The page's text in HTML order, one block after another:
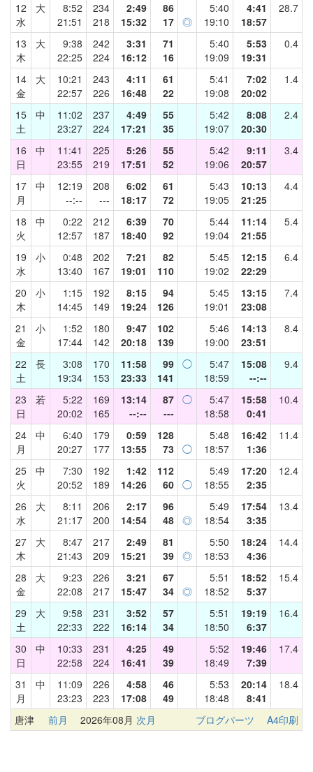
12
水
大
8:52
21:51
234
218
2:49
15:32
86
17 ◎
5:40
19:10
4:41
18:57
28.7
13
木
大
9:38
22:25
242
224
3:31
16:12
71
16
5:40
19:09
5:53
19:31
0.4
14
金
大
10:21
22:57
243
226
4:11
16:48
61
22
5:41
19:08
7:02
20:02
1.4
15
土
中
11:02
23:27
237
224
4:49
17:21
55
35
5:42
19:07
8:08
20:30
2.4
16
日
中
11:41
23:55
225
219
5:26
17:51
55
52
5:42
19:06
9:11
20:57
3.4
17
月
中
12:19
--:--
208
---
6:02
18:17
61
72
5:43
19:05
10:13
21:25
4.4
18
火
中
0:22
12:57
212
187
6:39
18:40
70
92
5:44
19:04
11:14
21:55
5.4
19
水
小
0:48
13:40
202
167
7:21
19:01
82
110
5:45
19:02
12:15
22:29
6.4
20
木
小
1:15
14:45
192
149
8:15
19:24
94
126
5:45
19:01
13:15
23:08
7.4
21
金
小
1:52
17:44
180
142
9:47
20:18
102
139
5:46
19:00
14:13
23:51
8.4
22
土
長
3:08
19:34
170
153
11:58
23:33
99
141
◯
5:47
18:59
15:08
--:--
9.4
23
日
若
5:22
20:02
169
165
13:14
--:--
87
---
◯
5:47
18:58
15:58
0:41
10.4
24
月
中
6:40
20:27
179
177
0:59
13:55
128
73 ◯
5:48
18:57
16:42
1:36
11.4
25
火
中
7:30
20:52
192
189
1:42
14:26
112
60 ◯
5:49
18:55
17:20
2:35
12.4
26
水
大
8:11
21:17
206
200
2:17
14:54
96
48 ◎
5:49
18:54
17:54
3:35
13.4
27
木
大
8:47
21:43
217
209
2:49
15:21
81
39 ◎
5:50
18:53
18:24
4:36
14.4
28
金
大
9:23
22:08
226
217
3:21
15:47
67
34 ◎
5:51
18:52
18:52
5:37
15.4
29
土
大
9:58
22:33
231
222
3:52
16:14
57
34
5:51
18:50
19:19
6:37
16.4
30
日
中
10:33
22:58
231
224
4:25
16:41
49
39
5:52
18:49
19:46
7:39
17.4
31
月
中
11:09
23:23
226
223
4:58
17:08
46
49
5:53
18:48
20:14
8:41
18.4
唐津 前月 2026年08月 次月 ブログパーツ A4印刷